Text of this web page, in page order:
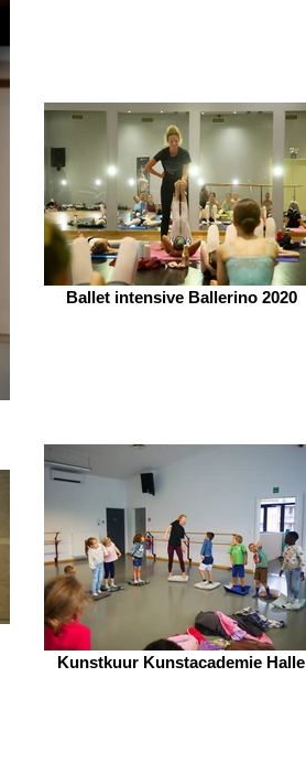
Ballet intensive Ballerino 2020
Kunstkuur Kunstacademie Halle